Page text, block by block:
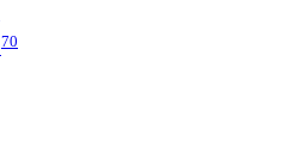
70